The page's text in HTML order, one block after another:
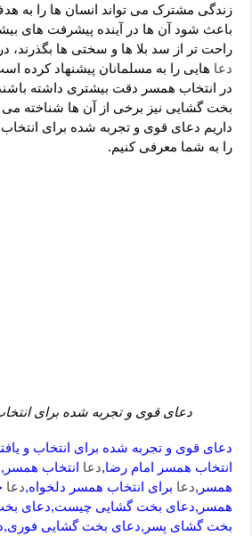
لا حول ولا قوة الا بالله برای چشم زخم –
دعای قوی رفع ترس – دعای مجرب برای
دعا برای پولدار شدن در یک روز – دعای
زندگی مشترک می تواند انسان ها را به
باعث شود آن ها در آینده پیشرفت های
راحت تر از سد بلا ها و سختی ها بگذرند،
دعا هایی را به مسلمانان پیشنهاد
در انتخاب همسر دقت بیشتری داشته
بخت گشایی نیز برخی از آن ها شناخته می
داریم دعای قوی و تجربه شده برای
را به شما معرفی کنیم.
دعای قوی و تجربه شده برای
دعای قوی و تجربه شده برای انتخاب و
انتخاب همسر امام رضا,دعا انتخاب
همسر,دعا برای انتخاب همسر دلخواه,دعا
همسر,دعای بخت گشایی چیست,دعای
بخت گشای پسر,دعای بخت گشایی